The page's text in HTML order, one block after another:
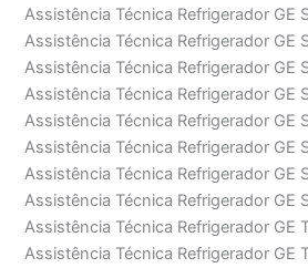
Assistência Técnica Refrigerador GE
Assistência Técnica Refrigerador GE
Assistência Técnica Refrigerador GE
Assistência Técnica Refrigerador GE
Assistência Técnica Refrigerador GE
Assistência Técnica Refrigerador GE
Assistência Técnica Refrigerador GE
Assistência Técnica Refrigerador GE
Assistência Técnica Refrigerador GE
Assistência Técnica Refrigerador GE